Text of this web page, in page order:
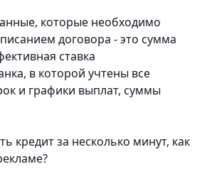
которые необходимо
договора - это сумма
ставка
в которой учтены все
и графики выплат, суммы
кредит за несколько минут, как